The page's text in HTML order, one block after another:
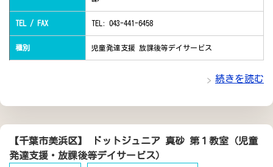
TEL / FAX TEL: 043-441-6458
種別 児童発達支援 放課後等デイサービス
続きを読む
【千葉市美浜区】 ドットジュニア 真砂 第１教室（児童
発達支援・放課後等デイサービス）